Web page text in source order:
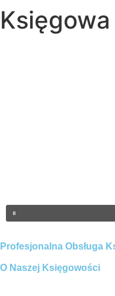
Księgowa
Profesjonalna Obsługa
O Naszej Księgowości